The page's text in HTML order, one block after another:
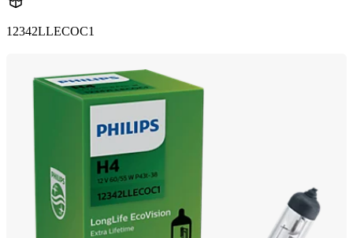
12342LLECOC1